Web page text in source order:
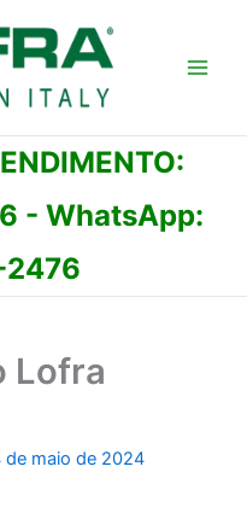
- WhatsApp:
2476
Lofra
de maio de 2024